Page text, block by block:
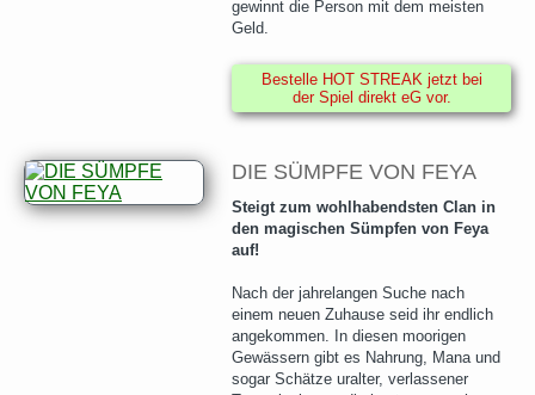
gewinnt die Person mit dem meisten
Geld.
Bestelle HOT STREAK jetzt bei
der Spiel direkt eG vor.
DIE SÜMPFE VON FEYA
Steigt zum wohlhabendsten Clan in
den magischen Sümpfen von Feya
auf!
Nach der jahrelangen Suche nach
einem neuen Zuhause seid ihr endlich
angekommen. In diesen moorigen
Gewässern gibt es Nahrung, Mana und
sogar Schätze uralter, verlassener